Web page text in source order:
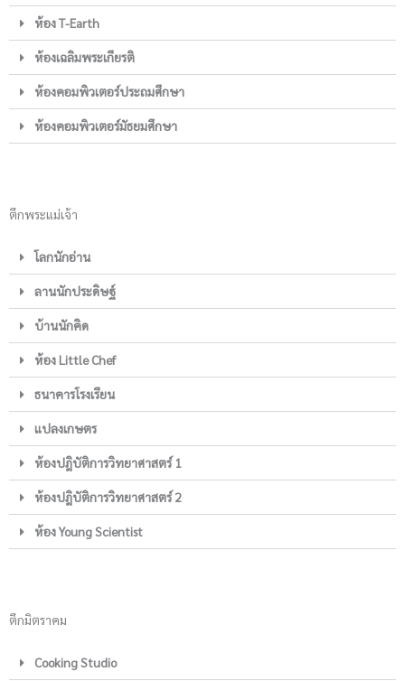
ห้อง T-Earth
ห้องเฉลิมพระเกียรติ
ห้องคอมพิวเตอร์ประถมศึกษา
ห้องคอมพิวเตอร์มัธยมศึกษา
ตึกพระแม่เจ้า
โลกนักอ่าน
ลานนักประดิษฐ์
บ้านนักคิด
ห้อง Little Chef
ธนาคารโรงเรียน
แปลงเกษตร
ห้องปฎิบัติการวิทยาศาสตร์ 1
ห้องปฎิบัติการวิทยาศาสตร์ 2
ห้อง Young Scientist
ตึกมิตราคม
Cooking Studio